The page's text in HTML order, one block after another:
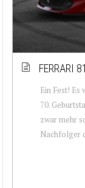
FERRARI
Ein Fest! Es
70.
zwar mehr
Nachfolger